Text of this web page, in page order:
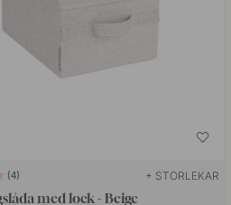
4 + STORLEKAR
med lock - Beige